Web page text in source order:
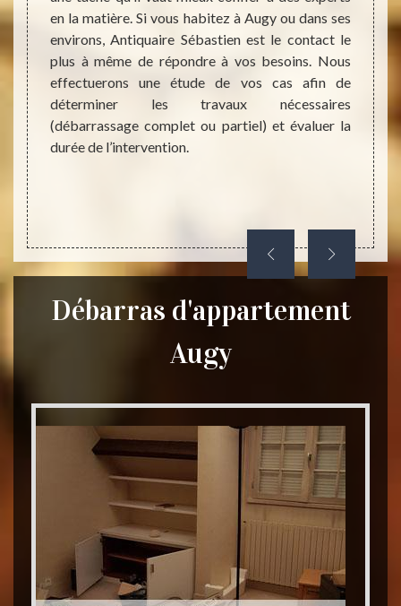
des
le
utile
tous
vite
des
en la matière. Si vous habitez à Augy ou dans ses
environs, Antiquaire Sébastien est le contact le
plus à même de répondre à vos besoins. Nous
effectuerons une étude de vos cas afin de
déterminer les travaux nécessaires
(débarrassage complet ou partiel) et évaluer la
durée de l’intervention.
et
leur
le
Débarras d'appartement
Augy